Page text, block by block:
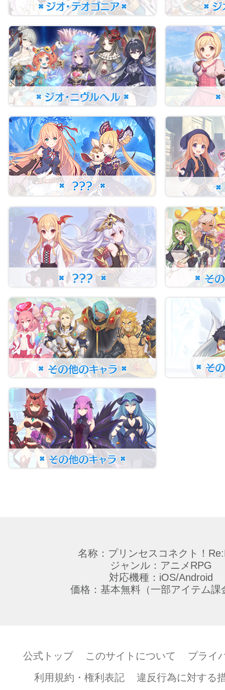
名称：プリンセスコネクト！
ジャンル：アニメRPG
対応機種：iOS/Android
価格：基本無料（一部アイテム課
公式トップ このサイトについて
プライ
利用規約・権利表記
違反行為に対する